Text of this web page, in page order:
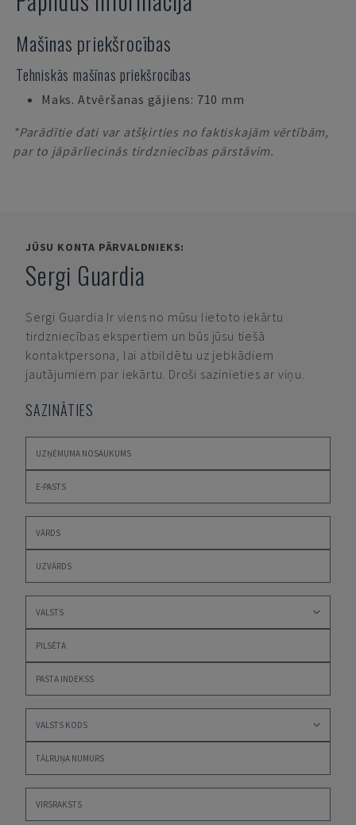
Mašīnas priekšrocības
Tehniskās mašīnas priekšrocības
Maks. Atvēršanas gājiens: 710 mm
*Parādītie dati var atšķirties no faktiskajām vērtībām,
par to jāpārliecinās tirdzniecības pārstāvim.
JŪSU KONTA PĀRVALDNIEKS:
Sergi Guardia
Sergi Guardia Ir viens no mūsu lietoto iekārtu
tirdzniecības ekspertiem un būs jūsu tiešā
kontaktpersona, lai atbildētu uz jebkādiem
jautājumiem par iekārtu. Droši sazinieties ar viņu.
SAZINĀTIES